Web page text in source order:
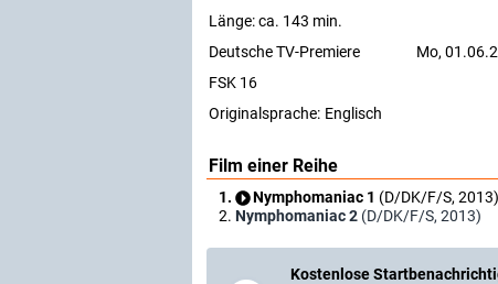
Länge: ca. 143 min.
Deutsche TV-Premiere
Mo,
FSK 16
Originalsprache: Englisch
Film einer Reihe
Nymphomaniac 1 (D/DK/F/S, 2013)
Nymphomaniac 2 (D/DK/F/S, 2013)
Kostenlose